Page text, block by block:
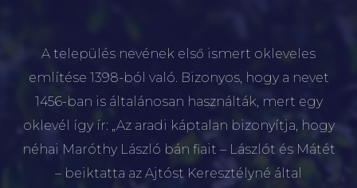
A település nevének első ismert okleveles
említése 1398-ból való. Bizonyos, hogy a nevet
1456-ban is általánosan használták, mert egy
oklevél így ír: „Az aradi káptalan bizonyítja, hogy
néhai Maróthy László bán fiait – Lászlót és Mátét
– beiktatta az Ajtóst Keresztélyné által